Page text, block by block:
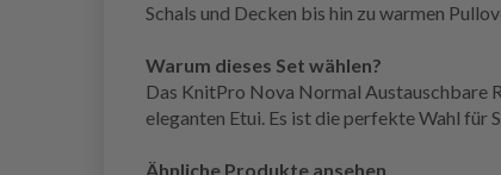
Schals und Decken bis hin zu warmen
Warum dieses Set wählen?
Das KnitPro Nova Normal Austauschbare
eleganten Etui. Es ist die perfekte Wahl
Ähnliche Produkte ansehen